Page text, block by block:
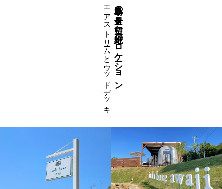
小豆島の全景を望む絶好のロケーション
エアストリームとウッドデッキ